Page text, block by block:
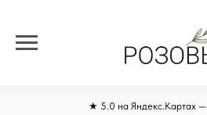
★ 5.0 на Яндекс.Картах —